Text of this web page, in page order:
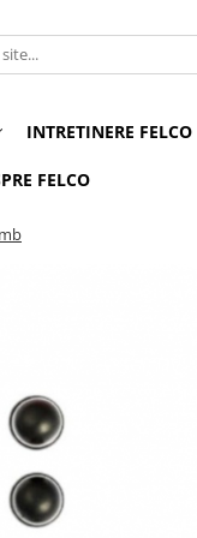
INTRETINERE FELCO
FELCO